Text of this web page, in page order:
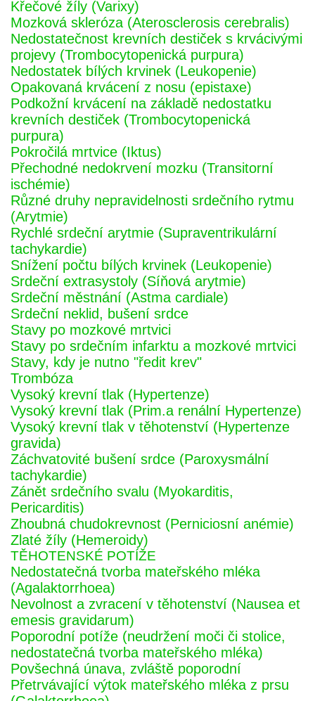
Křečové žíly (Varixy)
Mozková skleróza (Aterosclerosis cerebralis)
Nedostatečnost krevních destiček s krvácivými
projevy (Trombocytopenická purpura)
Nedostatek bílých krvinek (Leukopenie)
Opakovaná krvácení z nosu (epistaxe)
Podkožní krvácení na základě nedostatku
krevních destiček (Trombocytopenická
purpura)
Pokročilá mrtvice (Iktus)
Přechodné nedokrvení mozku (Transitorní
ischémie)
Různé druhy nepravidelnosti srdečního rytmu
(Arytmie)
Rychlé srdeční arytmie (Supraventrikulární
tachykardie)
Snížení počtu bílých krvinek (Leukopenie)
Srdeční extrasystoly (Síňová arytmie)
Srdeční městnání (Astma cardiale)
Srdeční neklid, bušení srdce
Stavy po mozkové mrtvici
Stavy po srdečním infarktu a mozkové mrtvici
Stavy, kdy je nutno "ředit krev"
Trombóza
Vysoký krevní tlak (Hypertenze)
Vysoký krevní tlak (Prim.a renální Hypertenze)
Vysoký krevní tlak v těhotenství (Hypertenze
gravida)
Záchvatovité bušení srdce (Paroxysmální
tachykardie)
Zánět srdečního svalu (Myokarditis,
Pericarditis)
Zhoubná chudokrevnost (Perniciosní anémie)
Zlaté žíly (Hemeroidy)
TĚHOTENSKÉ POTÍŽE
Nedostatečná tvorba mateřského mléka
(Agalaktorrhoea)
Nevolnost a zvracení v těhotenství (Nausea et
emesis gravidarum)
Poporodní potíže (neudržení moči či stolice,
nedostatečná tvorba mateřského mléka)
Povšechná únava, zvláště poporodní
Přetrvávající výtok mateřského mléka z prsu